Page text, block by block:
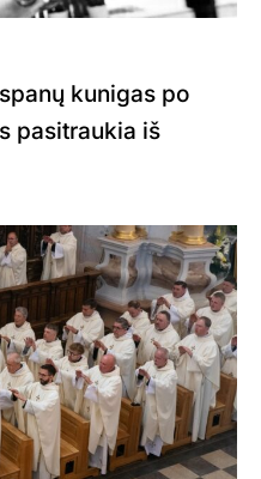
kunigas po
pasitraukia iš